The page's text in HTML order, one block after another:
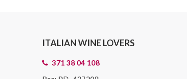
ITALIAN WINE LOVERS
371 38 04 108